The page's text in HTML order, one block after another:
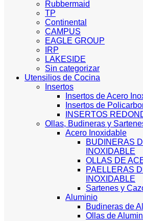
Rubbermaid
TP
Continental
CAMPUS
EAGLE GROUP
IRP
LAKESIDE
Sin categorizar
Utensilios de Cocina
Insertos
Insertos de Acero
Insertos de
INSERTOS
Ollas, Budineras y
Acero Inoxidable
BUDINERAS
INOXIDABLE
OLLAS DE
PAELLERAS
INOXIDABLE
Sartenes y
Aluminio
Budineras de
Ollas de